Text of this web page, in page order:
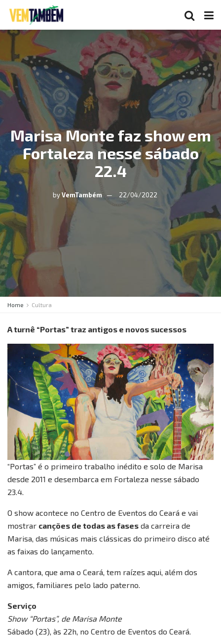
Marisa Monte faz show em
Fortaleza nesse sábado
22.4
byVemTambém 22/04/2022
Home Cultura
A turnê “Portas” traz antigos e novos sucessos
“Portas” é o primeiro trabalho inédito e solo de Marisa
desde 2011 e desembarca em Fortaleza nesse sábado
23.4.
O show acontece no Centro de Eventos do Ceará e vai
mostrar canções de todas as fases da carreira de
Marisa, das músicas mais clássicas do primeiro disco até
as faixas do lançamento.
A cantora, que ama o Ceará, tem raízes aqui, além dos
amigos, familiares pelo lado paterno.
Serviço
Show “Portas”, de Marisa Monte
Sábado (23), às 22h, no Centro de Eventos do Ceará.